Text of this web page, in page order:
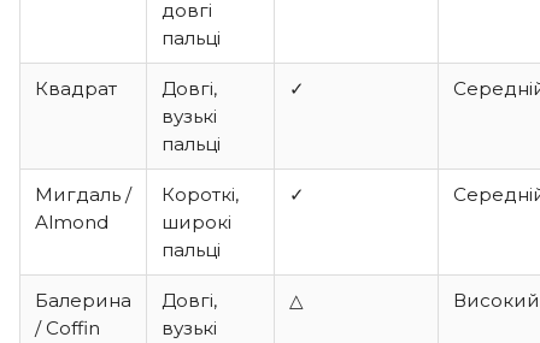
довгі
пальці
Квадрат
Довгі,
вузькі
пальці
✓
Мигдаль /
Almond
Короткі,
широкі
пальці
✓
Балерина
/ Coffin
Довгі,
вузькі
△ Високий